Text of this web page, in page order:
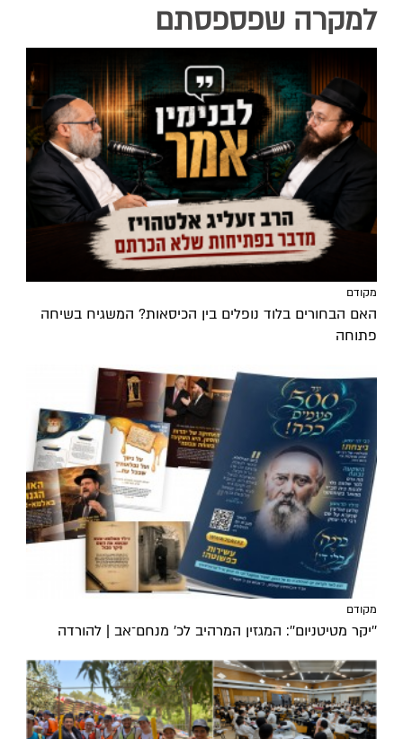
למקרה שפספסתם
מקודם
האם הבחורים בלוד נופלים בין הכיסאות? המשגיח בשיחה
פתוחה
מקודם
''יקר מטיטניום'': המגזין המרהיב לכ’ מנחם־אב | להורדה